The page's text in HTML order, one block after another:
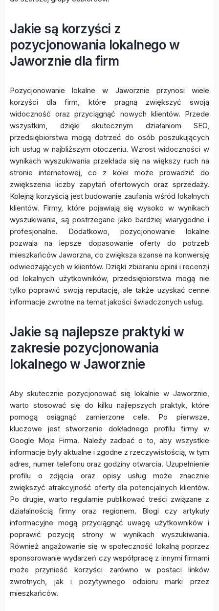
Jakie są korzyści z
pozycjonowania lokalnego w
Jaworznie dla firm
Pozycjonowanie lokalne w Jaworznie przynosi wiele
korzyści dla firm, które pragną zwiększyć swoją
widoczność oraz przyciągnąć nowych klientów. Przede
wszystkim, dzięki skutecznym działaniom SEO,
przedsiębiorstwa mogą dotrzeć do osób poszukujących
ich usług w najbliższym otoczeniu. Wzrost widoczności w
wynikach wyszukiwania przekłada się na większy ruch na
stronie internetowej, co z kolei może prowadzić do
zwiększenia liczby zapytań ofertowych oraz sprzedaży.
Kolejną korzyścią jest budowanie zaufania wśród lokalnych
klientów. Firmy, które pojawiają się wysoko w wynikach
wyszukiwania, są postrzegane jako bardziej wiarygodne i
profesjonalne. Dodatkowo, pozycjonowanie lokalne
pozwala na lepsze dopasowanie oferty do potrzeb
mieszkańców Jaworzna, co zwiększa szanse na konwersję
odwiedzających w klientów. Dzięki zbieraniu opinii i recenzji
od lokalnych użytkowników, przedsiębiorstwa mogą nie
tylko poprawić swoją reputację, ale także uzyskać cenne
informacje zwrotne na temat jakości świadczonych usług.
Jakie są najlepsze praktyki w
zakresie pozycjonowania
lokalnego w Jaworznie
Aby skutecznie pozycjonować się lokalnie w Jaworznie,
warto stosować się do kilku najlepszych praktyk, które
pomogą osiągnąć zamierzone cele. Po pierwsze,
kluczowe jest stworzenie dokładnego profilu firmy w
Google Moja Firma. Należy zadbać o to, aby wszystkie
informacje były aktualne i zgodne z rzeczywistością, w tym
adres, numer telefonu oraz godziny otwarcia. Uzupełnienie
profilu o zdjęcia oraz opisy usług może znacznie
zwiększyć atrakcyjność oferty dla potencjalnych klientów.
Po drugie, warto regularnie publikować treści związane z
działalnością firmy oraz regionem. Blogi czy artykuły
informacyjne mogą przyciągnąć uwagę użytkowników i
poprawić pozycję strony w wynikach wyszukiwania.
Również angażowanie się w społeczność lokalną poprzez
sponsorowanie wydarzeń czy współpracę z innymi firmami
może przynieść korzyści zarówno w postaci linków
zwrotnych, jak i pozytywnego odbioru marki przez
mieszkańców.